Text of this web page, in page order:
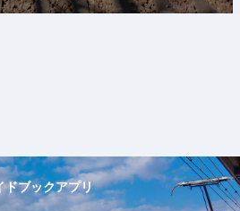
ドブックアプリ